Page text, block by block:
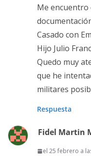
Me encuentro
Casado con
Hijo Julio
Quedo muy
que he
militares
Respuesta
Fidel Martin
el 25 febrero a